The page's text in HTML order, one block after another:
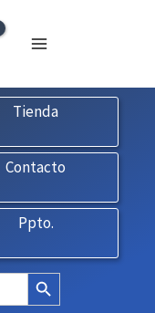
| Tlf.
Tienda
Contacto
Ppto.
Botón de búsqueda